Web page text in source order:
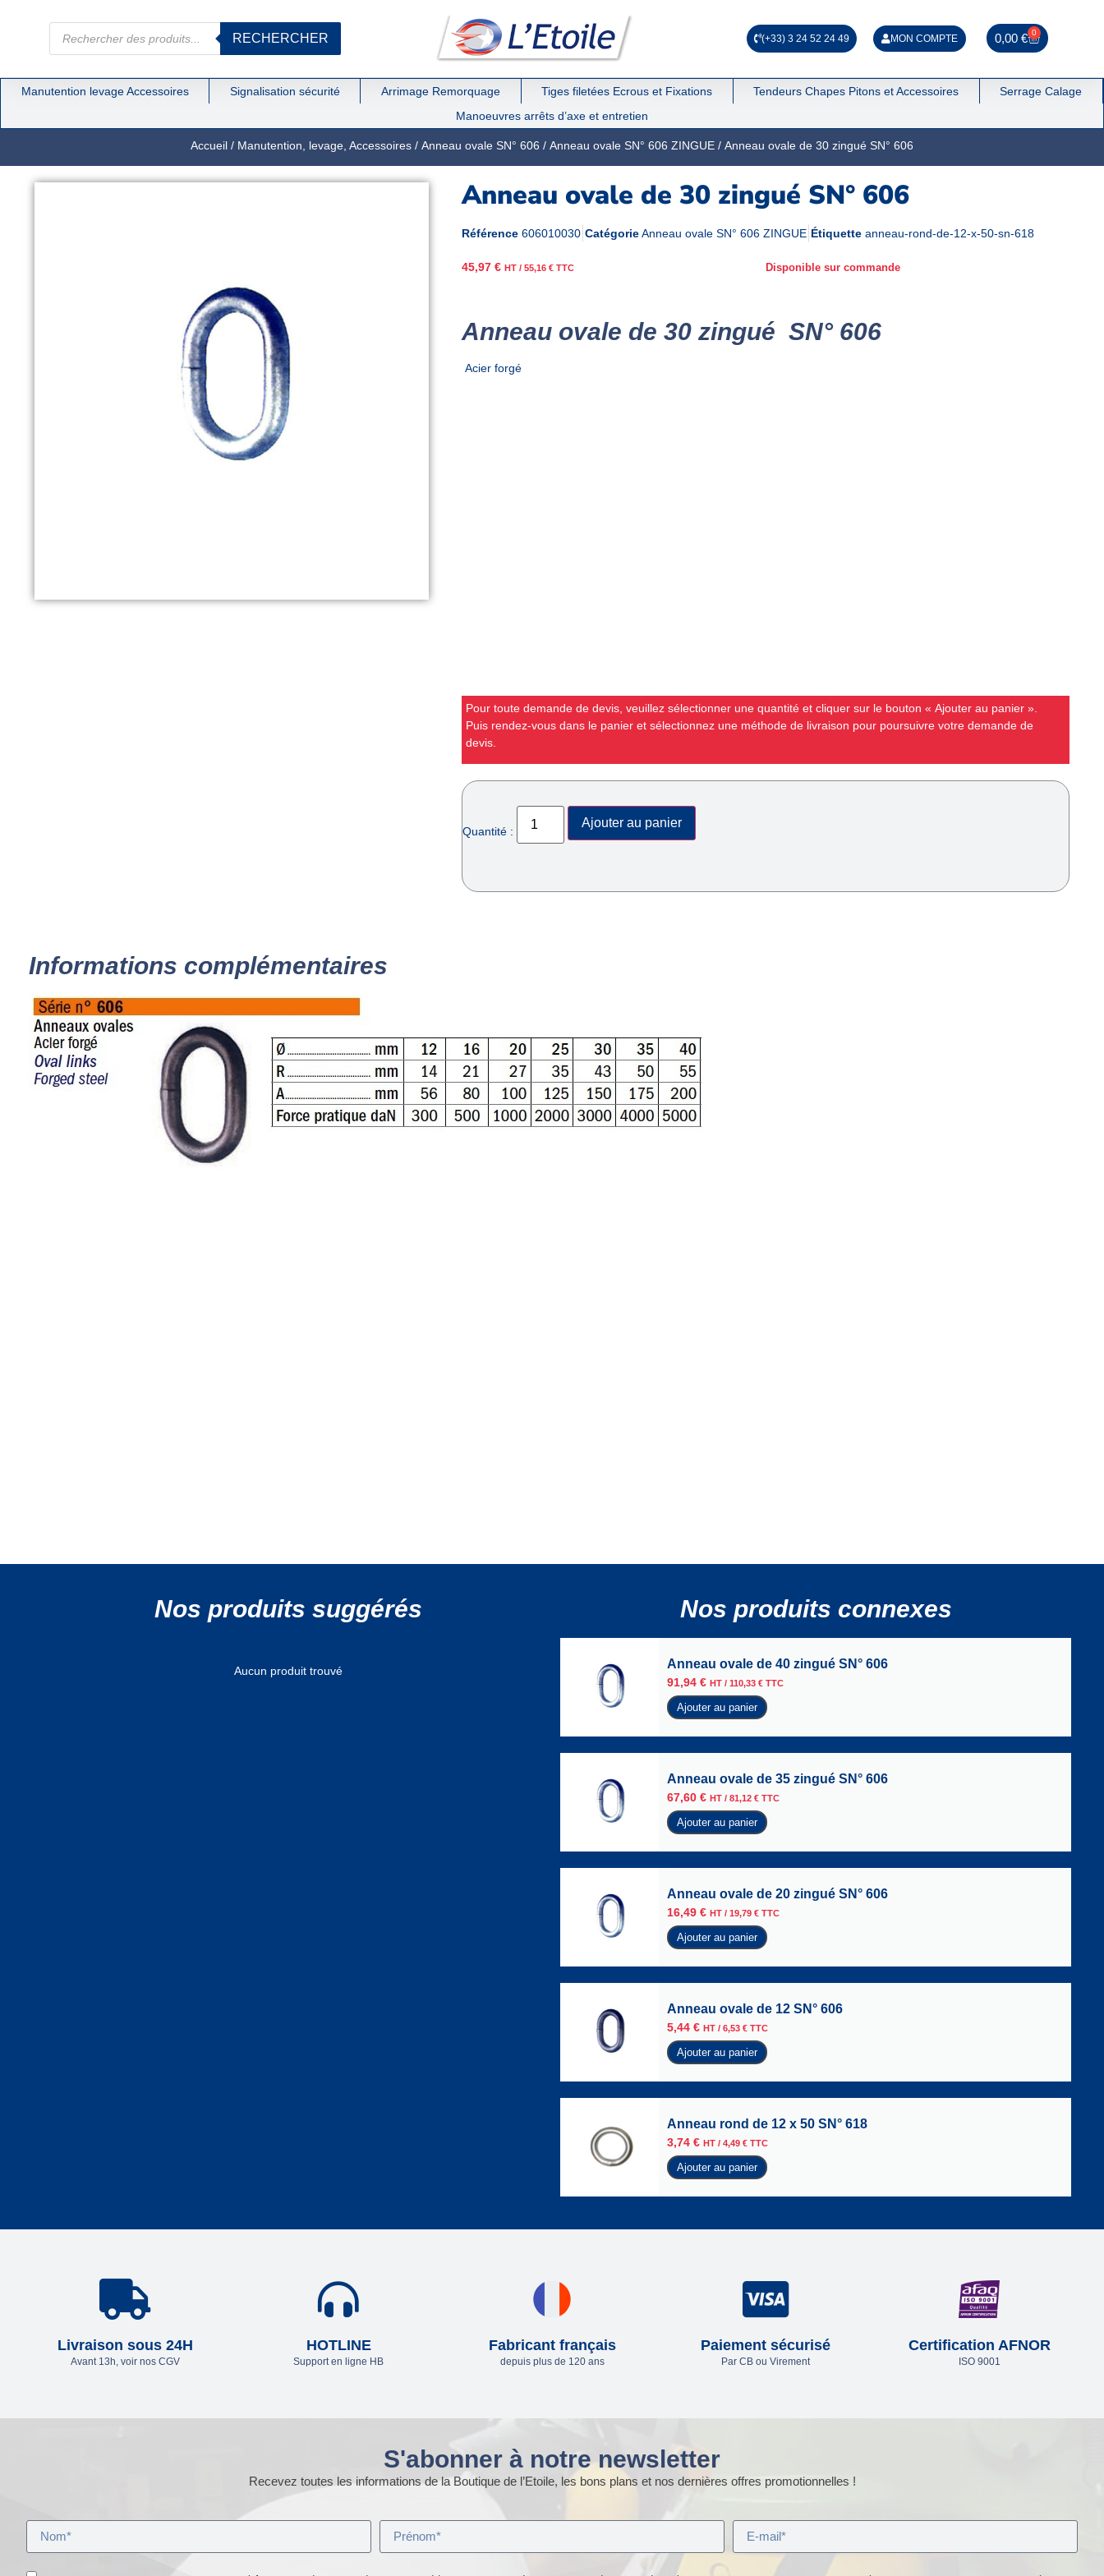
RECHERCHER (+33) 3 24 52 24 49 MON COMPTE 0,00€ 0
Manutention levage Accessoires Signalisation sécurité Arrimage Remorquage Tiges filetées Ecrous et Fixations Tendeurs Chapes Pitons et Accessoires
Serrage Calage
Manoeuvres arrêts d’axe et entretien
Accueil / Manutention, levage, Accessoires / Anneau ovale SN° 606 / Anneau ovale SN° 606 ZINGUE / Anneau ovale de 30 zingué SN° 606
Anneau ovale de 30 zingué SN° 606
Référence 606010030 CatégorieAnneau ovale SN° 606 ZINGUE Étiquette anneau-rond-de-12-x-50-sn-618
45,97 € HT / 55,16 € TTC Disponible sur commande
Anneau ovale de 30 zingué SN° 606
Acier forgé
Pour toute demande de devis, veuillez sélectionner une quantité et cliquer sur le bouton « Ajouter au panier ».
Puis rendez-vous dans le panier et sélectionnez une méthode de livraison pour poursuivre votre demande de
devis.
Quantité :
Ajouter au panier
Informations complémentaires
Nos produits suggérés
Aucun produit trouvé
Nos produits connexes
Anneau ovale de 40 zingué SN° 606
91,94 € HT / 110,33 € TTC
Ajouter au panier
Anneau ovale de 35 zingué SN° 606
67,60 € HT / 81,12 € TTC
Ajouter au panier
Anneau ovale de 20 zingué SN° 606
16,49 € HT / 19,79 € TTC
Ajouter au panier
Anneau ovale de 12 SN° 606
5,44 € HT / 6,53 € TTC
Ajouter au panier
Anneau rond de 12 x 50 SN° 618
3,74 € HT / 4,49 € TTC
Ajouter au panier
Livraison sous 24H
Avant 13h, voir nos CGV
HOTLINE
Support en ligne HB
Fabricant français
depuis plus de 120 ans
Paiement sécurisé
Par CB ou Virement
Certification AFNOR
ISO 9001
S'abonner à notre newsletter
Recevez toutes les informations de la Boutique de l’Etoile, les bons plans et nos dernières offres promotionnelles !